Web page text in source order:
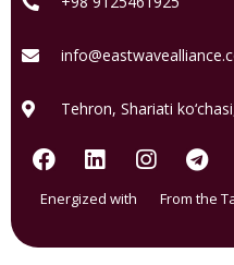
Tehron, Shariati
Energized with From the